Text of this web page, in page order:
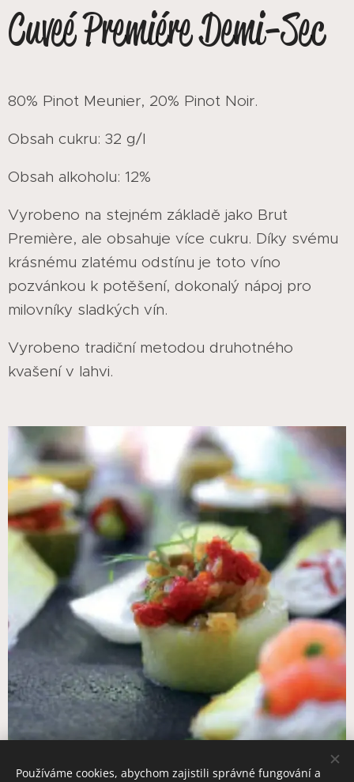
Cuveé Premiére Demi-Sec
80% Pinot Meunier, 20% Pinot Noir.
Obsah cukru: 32 g/l
Obsah alkoholu: 12%
Vyrobeno na stejném základě jako Brut
Première, ale obsahuje více cukru. Díky svému
krásnému zlatému odstínu je toto víno
pozvánkou k potěšení, dokonalý nápoj pro
milovníky sladkých vín.
Vyrobeno tradiční metodou druhotného
kvašení v lahvi.
Používáme cookies, abychom zajistili správné fungování a